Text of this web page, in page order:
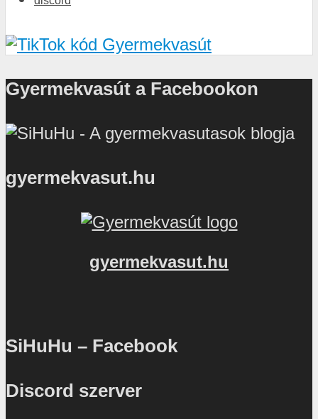
Gyermekvasút a Facebookon
gyermekvasut.hu
gyermekvasut.hu
SiHuHu – Facebook
Discord szerver